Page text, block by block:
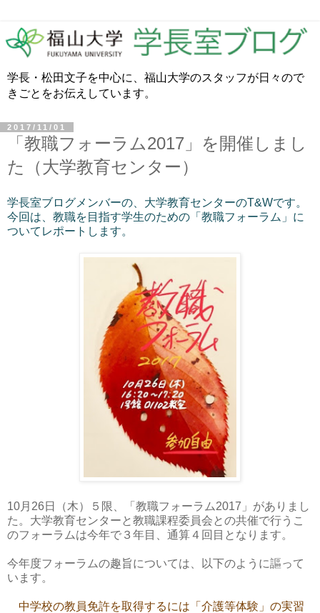
学長・松田文子を中心に、福山大学のスタッフが日々ので
きごとをお伝えしています。
2017/11/01
「教職フォーラム2017」を開催しまし
た（大学教育センター）
学長室ブログメンバーの、大学教育センターのT&Wです。
今回は、教職を目指す学生のための「教職フォーラム」に
ついてレポートします。
10月26日（木）５限、「教職フォーラム2017」がありまし
た。大学教育センターと教職課程委員会との共催で行うこ
のフォーラムは今年で３年目、通算４回目となります。
今年度フォーラムの趣旨については、以下のように謳って
います。
中学校の教員免許を取得するには「介護等体験」の実習